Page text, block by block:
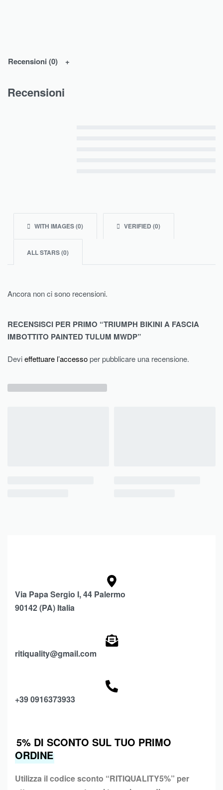
Recensioni (0)
Recensioni
WITH IMAGES (0) VERIFIED (0)
ALL STARS (0)
Ancora non ci sono recensioni.
RECENSISCI PER PRIMO “TRIUMPH BIKINI A FASCIA
IMBOTTITO PAINTED TULUM MWDP”
Devieffettuare l’accessoper pubblicare una recensione.
Via Papa Sergio I, 44 Palermo
90142 (PA) Italia
ritiquality@gmail.com
+39 0916373933
5% DI SCONTO SUL TUO PRIMO
ORDINE
Utilizza il codice sconto “RITIQUALITY5%” per